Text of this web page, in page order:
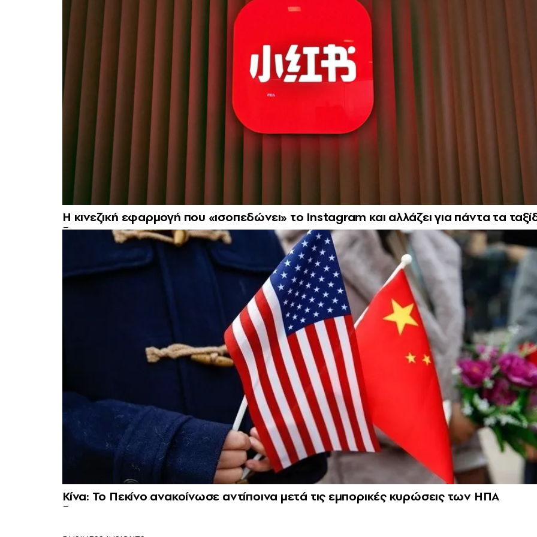
Η κινεζική εφαρμογή που «ισοπεδώνει» το Instagram και αλλάζει για πάντα τα
Κίνα: Το Πεκίνο ανακοίνωσε αντίποινα μετά τις εμπορικές κυρώσεις των ΗΠΑ